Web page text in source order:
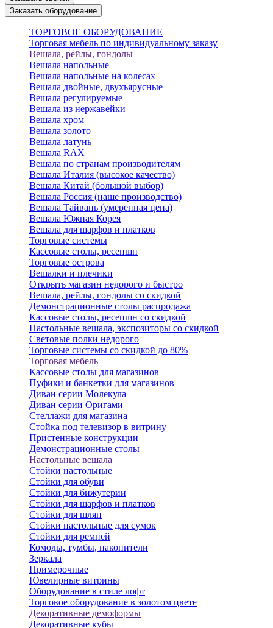
Заказать оборудование
ТОРГОВОЕ ОБОРУДОВАНИЕ
Торговая мебель по индивидуальному заказу
Вешала, рейлы, гондолы
Вешала напольные
Вешала напольные на колесах
Вешала двойные, двухъярусные
Вешала регулируемые
Вешала из нержавейки
Вешала хром
Вешала золото
Вешала латунь
Вешала RAX
Вешала по странам производителям
Вешала Италия (высокое качество)
Вешала Китай (большой выбор)
Вешала Россия (наше производство)
Вешала Тайвань (умеренная цена)
Вешала Южная Корея
Вешала для шарфов и платков
Торговые системы
Кассовые столы, ресепшн
Торговые острова
Вешалки и плечики
Открыть магазин недорого и быстро
Вешала, рейлы, гондолы со скидкой
Демонстрационные столы распродажа
Кассовые столы, ресепшн со скидкой
Настольные вешала, экспозиторы со скидкой
Световые полки недорого
Торговые системы со скидкой до 80%
Торговая мебель
Кассовые столы для магазинов
Пуфики и банкетки для магазинов
Диван серии Молекула
Диван серии Оригами
Стеллажи для магазина
Стойка под телевизор в витрину
Пристенные конструкции
Демонстрационные столы
Настольные вешала
Стойки настольные
Стойки для обуви
Стойки для бижутерии
Стойки для шарфов и платков
Стойки для шляп
Стойки настольные для сумок
Стойки для ремней
Комоды, тумбы, накопители
Зеркала
Примерочные
Ювелирные витрины
Оборудование в стиле лофт
Торговое оборудование в золотом цвете
Декоративные демоформы
Декоративные кубы